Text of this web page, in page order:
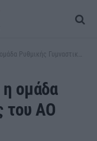
Γυμναστικής του ΑΟ ΑΛΕΞΑΝΔΡΟΣ
ομάδα
του ΑΟ